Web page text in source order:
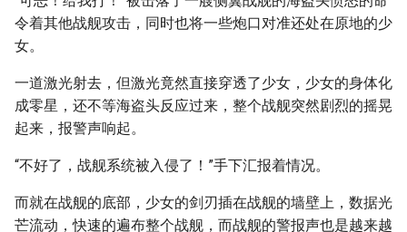
令着其他战舰攻击，同时也将一些炮口对准还处在原地的少
女。
一道激光射去，但激光竟然直接穿透了少女，少女的身体化
成零星，还不等海盗头反应过来，整个战舰突然剧烈的摇晃
起来，报警声响起。
“不好了，战舰系统被入侵了！”手下汇报着情况。
而就在战舰的底部，少女的剑刃插在战舰的墙壁上，数据光
芒流动，快速的遍布整个战舰，而战舰的警报声也是越来越